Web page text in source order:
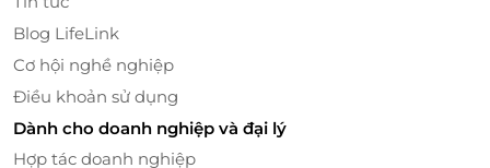
Mỹ phẩm chăm sóc da cao cấp
Blog LifeLink
Cơ hội nghề nghiệp
Điều khoản sử dụng
Dành cho doanh nghiệp và đại lý
Hợp tác doanh nghiệp